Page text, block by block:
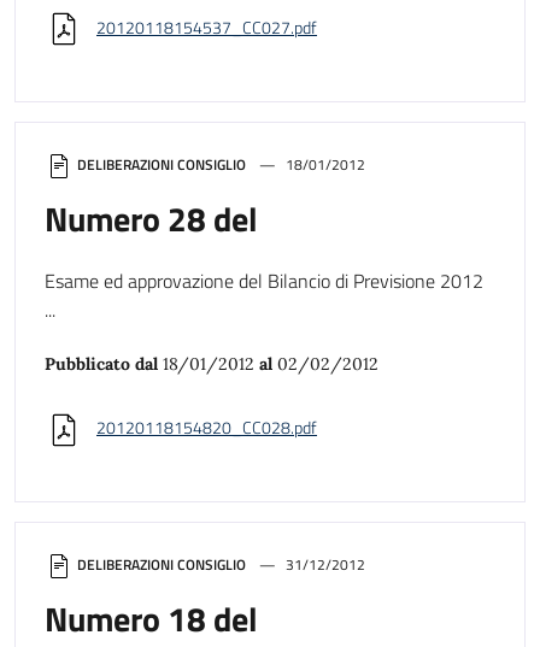
DELIBERAZIONI CONSIGLIO 31/12/2012
Numero 18 del
DELIBERAZIONI CONSIGLIO 18/01/2012
Numero 28 del
Esame ed approvazione del Bilancio di Previsione 2012
...
Pubblicato dal 18/01/2012 al 02/02/2012
20120118154820_CC028.pdf
20120118154537_CC027.pdf